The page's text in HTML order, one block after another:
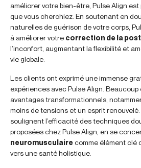
améliorer votre bien-être, Pulse Align
que vous cherchiez. En soutenant en
naturelles de guérison de votre corps,
à améliorer votre correction de la
l’inconfort, augmentant la flexibilité et
vie globale.
Les clients ont exprimé une immense
expériences avec Pulse Align.
avantages transformationnels,
moins de tensions et un esprit
soulignent l’efficacité des techniques
proposées chez Pulse Align, en se
neuromusculairecomme élément clé
vers une santé holistique.